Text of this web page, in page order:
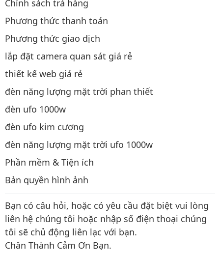
Chính sách trả hàng
Phương thức thanh toán
Phương thức giao dịch
lắp đặt camera quan sát giá rẻ
thiết kế web giá rẻ
đèn năng lượng mặt trời phan thiết
đèn ufo 1000w
đèn ufo kim cương
đèn năng lượng mặt trời ufo 1000w
Phần mềm & Tiện ích
Bản quyền hình ảnh
Bạn có câu hỏi, hoặc có yêu cầu đặt biệt vui lòng
liên hệ chúng tôi hoặc nhập số điện thoại chúng
tôi sẽ chủ động liên lạc với bạn.
Chân Thành Cảm Ơn Bạn.